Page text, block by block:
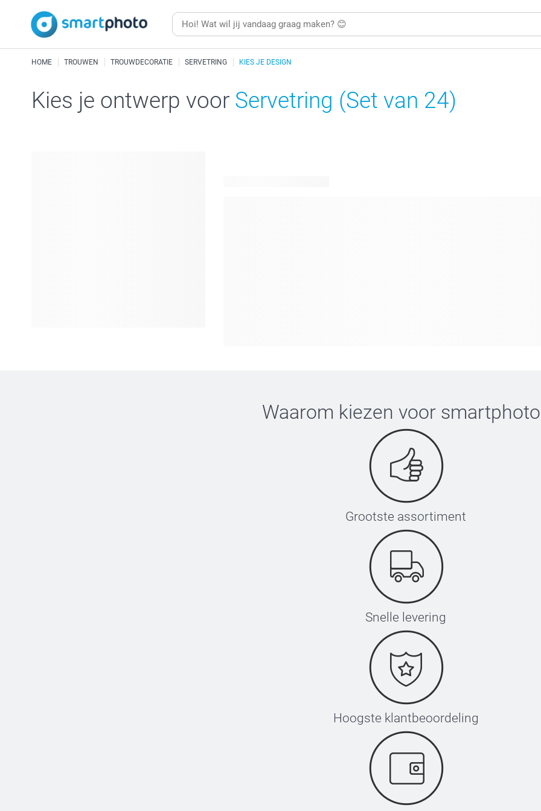
HOME TROUWEN TROUWDECORATIE SERVETRING KIES JE DESIGN
Kies je ontwerp voor Servetring (Set van 24)
Waarom kiezen voor smartphoto
Grootste assortiment
Snelle levering
Hoogste klantbeoordeling